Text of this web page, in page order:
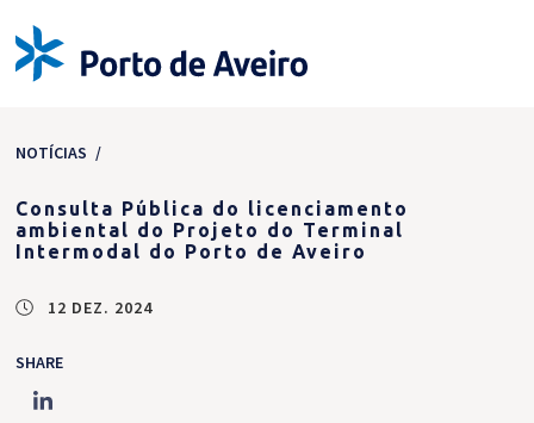
NOTÍCIAS /
Consulta Pública do licenciamento
ambiental do Projeto do Terminal
Intermodal do Porto de Aveiro
12 DEZ. 2024
SHARE